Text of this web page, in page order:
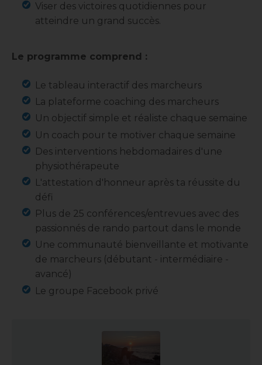
Viser des victoires quotidiennes pour
atteindre un grand succès.
Le programme comprend :
Le tableau interactif des marcheurs
La plateforme coaching des marcheurs
Un objectif simple et réaliste chaque semaine
Un coach pour te motiver chaque semaine
Des interventions hebdomadaires d'une
physiothérapeute
L'attestation d'honneur après ta réussite du
défi
Plus de 25 conférences/entrevues avec des
passionnés de rando partout dans le monde
Une communauté bienveillante et motivante
de marcheurs (débutant - intermédiaire -
avancé)
Le groupe Facebook privé